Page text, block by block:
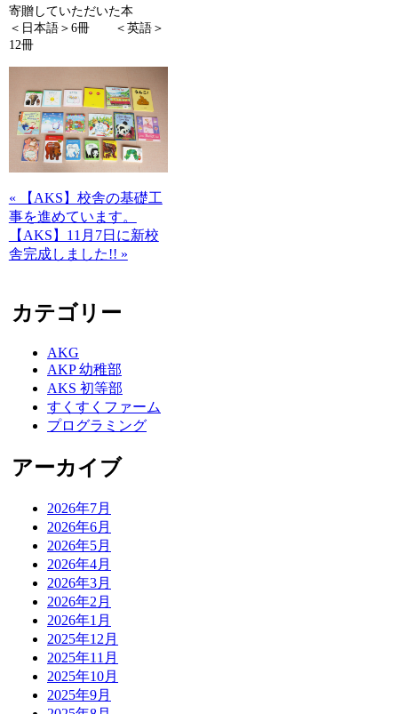
寄贈していただいた本
＜日本語＞6冊 ＜英語＞
12冊
« 【AKS】校舎の基礎工
事を進めています。
【AKS】11月7日に新校
舎完成しました!! »
カテゴリー
AKG
AKP 幼稚部
AKS 初等部
すくすくファーム
プログラミング
アーカイブ
2026年7月
2026年6月
2026年5月
2026年4月
2026年3月
2026年2月
2026年1月
2025年12月
2025年11月
2025年10月
2025年9月